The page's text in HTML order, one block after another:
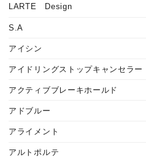
LARTE Design
S.A
アイシン
アイドリングストップキャンセラー
アクティブブレーキホールド
アドブルー
アライメント
アルトポルテ